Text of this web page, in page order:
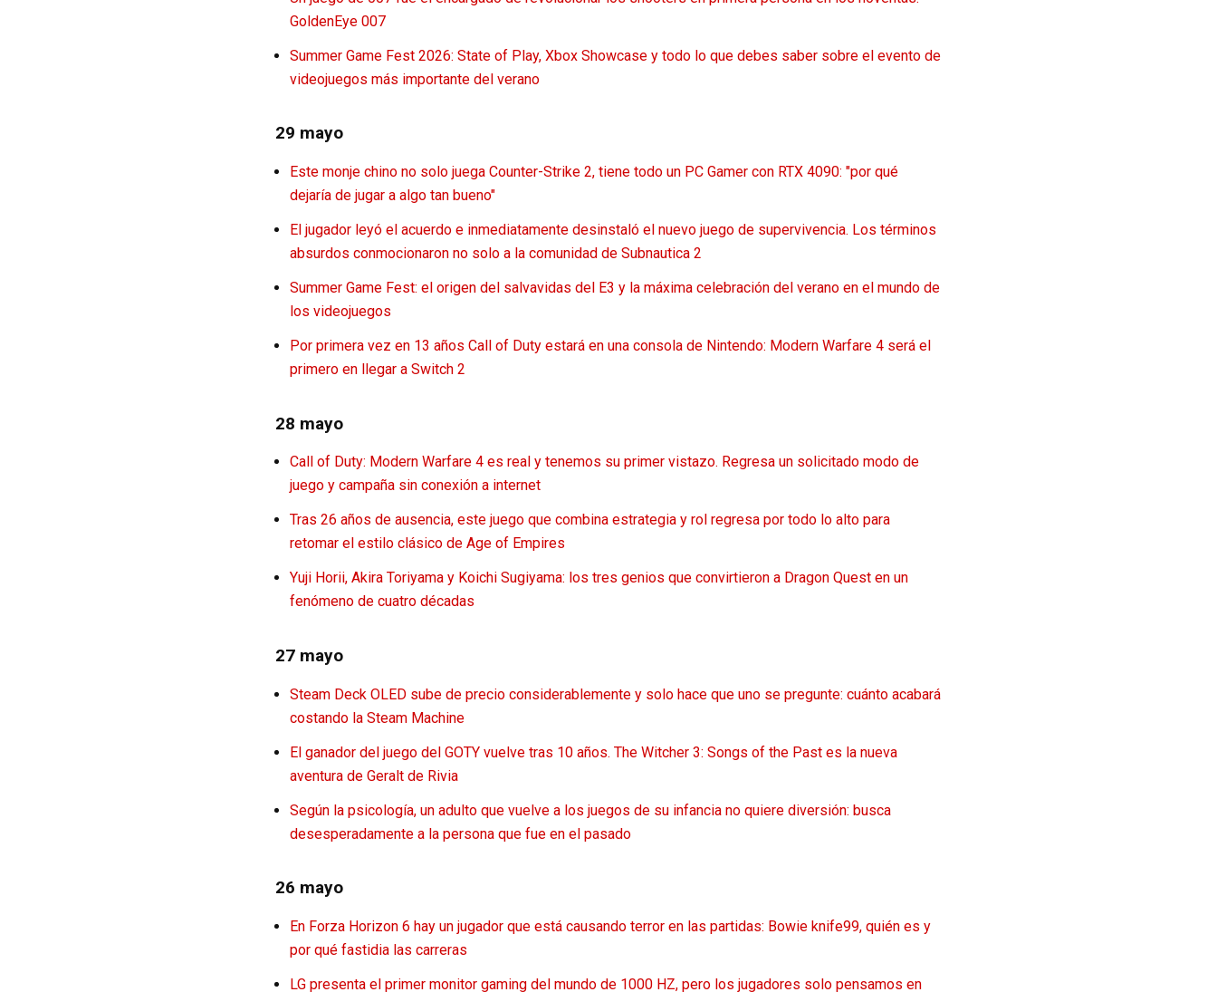
GoldenEye 007
Summer Game Fest 2026: State of Play, Xbox Showcase y todo lo que debes saber sobre el evento de
videojuegos más importante del verano
29 mayo
Este monje chino no solo juega Counter-Strike 2, tiene todo un PC Gamer con RTX 4090: "por qué
dejaría de jugar a algo tan bueno"
El jugador leyó el acuerdo e inmediatamente desinstaló el nuevo juego de supervivencia. Los términos
absurdos conmocionaron no solo a la comunidad de Subnautica 2
Summer Game Fest: el origen del salvavidas del E3 y la máxima celebración del verano en el mundo de
los videojuegos
Por primera vez en 13 años Call of Duty estará en una consola de Nintendo: Modern Warfare 4 será el
primero en llegar a Switch 2
28 mayo
Call of Duty: Modern Warfare 4 es real y tenemos su primer vistazo. Regresa un solicitado modo de
juego y campaña sin conexión a internet
Tras 26 años de ausencia, este juego que combina estrategia y rol regresa por todo lo alto para
retomar el estilo clásico de Age of Empires
Yuji Horii, Akira Toriyama y Koichi Sugiyama: los tres genios que convirtieron a Dragon Quest en un
fenómeno de cuatro décadas
27 mayo
Steam Deck OLED sube de precio considerablemente y solo hace que uno se pregunte: cuánto acabará
costando la Steam Machine
El ganador del juego del GOTY vuelve tras 10 años. The Witcher 3: Songs of the Past es la nueva
aventura de Geralt de Rivia
Según la psicología, un adulto que vuelve a los juegos de su infancia no quiere diversión: busca
desesperadamente a la persona que fue en el pasado
26 mayo
En Forza Horizon 6 hay un jugador que está causando terror en las partidas: Bowie knife99, quién es y
por qué fastidia las carreras
LG presenta el primer monitor gaming del mundo de 1000 HZ, pero los jugadores solo pensamos en